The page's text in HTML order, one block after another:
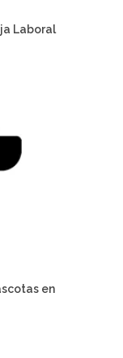
Laboral
en